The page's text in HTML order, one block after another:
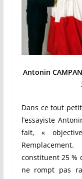
Antonin
Dans ce tout
l’essayiste
fait, «
constituent 25 %
ne rompt pas